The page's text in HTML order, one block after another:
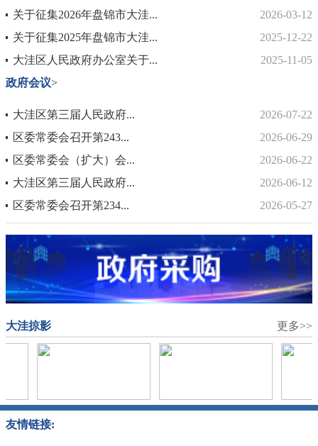
关于征集2026年盘锦市大洼...
2026-03-12
关于征集2025年盘锦市大洼...
2025-12-22
大洼区人民政府办公室关于...
2025-11-05
政府会议>
大洼区第三届人民政府...
2026-07-22
区委常委会召开第243...
2026-06-29
区委常委会（扩大）会...
2026-06-22
大洼区第三届人民政府...
2026-06-12
区委常委会召开第234...
2026-05-27
大洼掠影 更多>>
友情链接: